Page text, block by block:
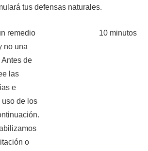
tus defensas naturales.
remedio
no una
Antes de
las
e
uso de los
o
10 minutos